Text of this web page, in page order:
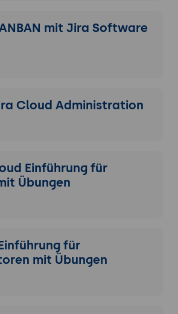
mit Jira Software
Cloud Administration
Einführung für
Übungen
für
mit Übungen